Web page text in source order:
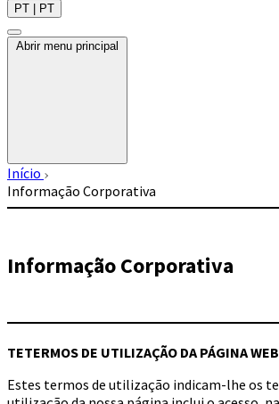
PT | PT
Abrir menu principal
Início
Informação Corporativa
Informação Corporativa
TETERMOS DE UTILIZAÇÃO DA PÁGINA WEB
Estes termos de utilização indicam-lhe os